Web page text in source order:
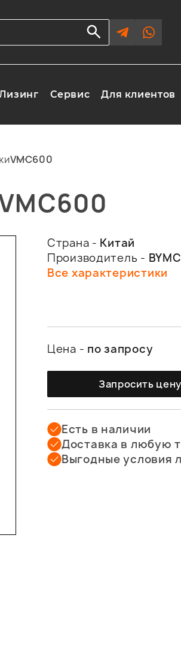
Сервис Для клиентов
VMC600
Страна - Китай
Производитель - BYMC
Все характеристики
Цена - по запросу
Запросить цену
Есть в наличии
Доставка в любую
Выгодные условия